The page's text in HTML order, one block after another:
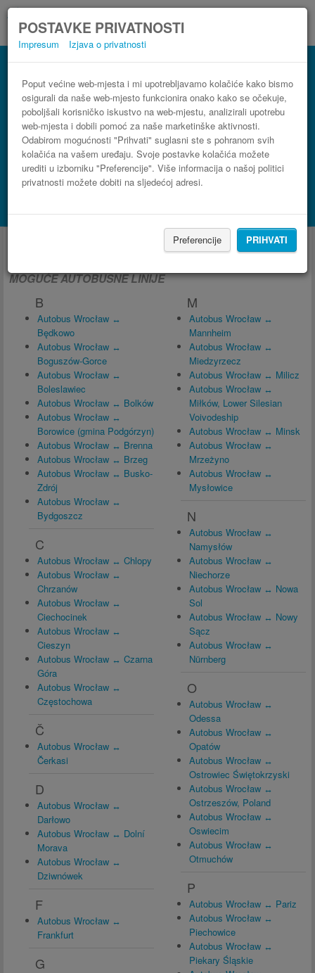
POSTAVKE PRIVATNOSTI
Impresum Izjava o privatnosti
Poput većine web-mjesta i mi upotrebljavamo kolačiće kako bismo
osigurali da naše web-mjesto funkcionira onako kako se očekuje,
poboljšali korisničko iskustvo na web-mjestu, analizirali upotrebu
web-mjesta i dobili pomoć za naše marketinške aktivnosti.
Odabirom mogućnosti "Prihvati" suglasni ste s pohranom svih
kolačića na vašem uređaju. Svoje postavke kolačića možete
urediti u izborniku "Preferencije". Više informacija o našoj politici
privatnosti možete dobiti na sljedećoj adresi.
Preferencije PRIHVATI
PRONAĐI LINIJU
Potraži smještaj s Booking.com
Autobus iz i za Wrocław
MOGUĆE AUTOBUSNE LINIJE
B
Autobus Wrocław ↔
Będkowo
Autobus Wrocław ↔
Boguszów-Gorce
Autobus Wrocław ↔
Boleslawiec
Autobus Wrocław ↔ Bolków
Autobus Wrocław ↔
Borowice (gmina Podgórzyn)
Autobus Wrocław ↔ Brenna
Autobus Wrocław ↔ Brzeg
Autobus Wrocław ↔ Busko-
Zdrój
Autobus Wrocław ↔
Bydgoszcz
C
Autobus Wrocław ↔ Chlopy
Autobus Wrocław ↔
Chrzanów
Autobus Wrocław ↔
Ciechocinek
Autobus Wrocław ↔
Cieszyn
Autobus Wrocław ↔ Czarna
Góra
Autobus Wrocław ↔
Częstochowa
Č
Autobus Wrocław ↔
Čerkasi
D
Autobus Wrocław ↔
Darłowo
Autobus Wrocław ↔ Dolní
Morava
Autobus Wrocław ↔
Dziwnówek
F
Autobus Wrocław ↔
Frankfurt
G
M
Autobus Wrocław ↔
Mannheim
Autobus Wrocław ↔
Miedzyrzecz
Autobus Wrocław ↔ Milicz
Autobus Wrocław ↔
Miłków, Lower Silesian
Voivodeship
Autobus Wrocław ↔ Minsk
Autobus Wrocław ↔
Mrzeżyno
Autobus Wrocław ↔
Mysłowice
N
Autobus Wrocław ↔
Namysłów
Autobus Wrocław ↔
Niechorze
Autobus Wrocław ↔ Nowa
Sol
Autobus Wrocław ↔ Nowy
Sącz
Autobus Wrocław ↔
Nürnberg
O
Autobus Wrocław ↔
Odessa
Autobus Wrocław ↔
Opatów
Autobus Wrocław ↔
Ostrowiec Świętokrzyski
Autobus Wrocław ↔
Ostrzeszów, Poland
Autobus Wrocław ↔
Oswiecim
Autobus Wrocław ↔
Otmuchów
P
Autobus Wrocław ↔ Pariz
Autobus Wrocław ↔
Piechowice
Autobus Wrocław ↔
Piekary Śląskie